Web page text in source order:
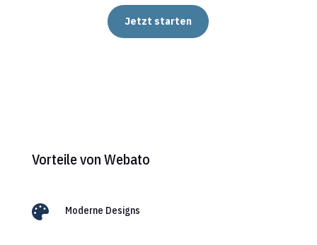
Jetzt starten
Vorteile von Webato
 Moderne Designs